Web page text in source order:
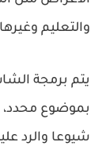
والتعليم
يتم برمجة
بموضوع محدد،
شيوعا والرد